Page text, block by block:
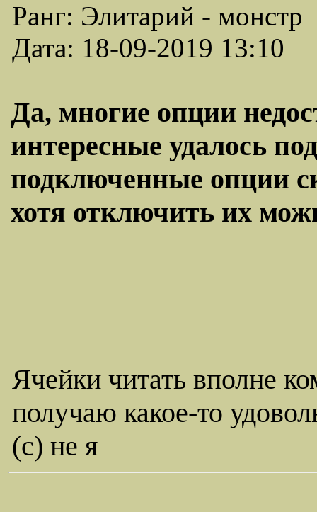
Ранг: Элитарий - монстр
Дата: 18-09-2019 13:10
Да, многие опции
интересные удалось
подключенные опции
хотя отключить их
Ячейки читать вполне
получаю какое-то
(c) не я